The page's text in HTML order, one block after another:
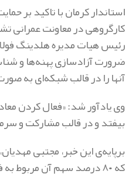
استاندار کرمان با تاکید بر
کارگروهی در معاونت عمرانی
ضرورتآزادسازی پهنه‌ها و
آنها را در قالب شبکه‌ای به
وی یادآور شد: «فعال کردن
بیفتد و در قالب مشارکت و
که ۸۰ درصد سهم آن مربوط به فولاد مبارکه و مابقی مربوط به حوزه هنری وابسته به سازمان‌تبلیغات اسلامی است».